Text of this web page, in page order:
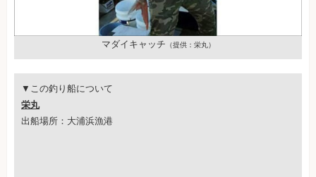
マダイキャッチ （提供：栄丸）
▼この釣り船について
栄丸
出船場所：大浦浜漁港